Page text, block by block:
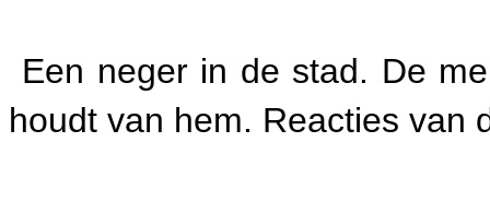
Een neger in de stad. De
houdt van hem. Reacties van